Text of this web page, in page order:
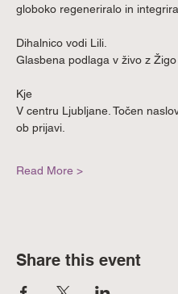
globoko regeneriralo in
Dihalnico vodi Lili.
Glasbena podlaga v živo z Žigo
Kje
V centru Ljubljane. Točen
ob prijavi.
Read More >
Share this event